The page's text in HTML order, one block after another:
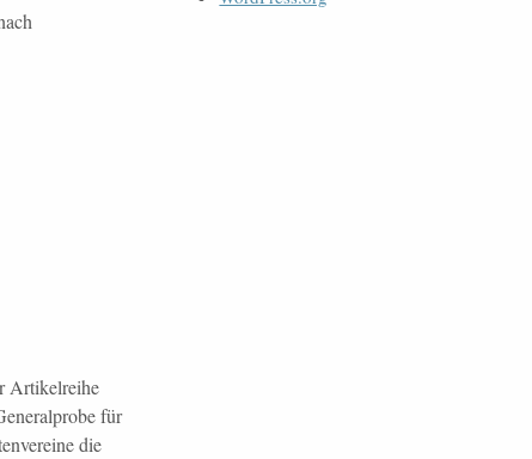
Artikelreihe
für
die